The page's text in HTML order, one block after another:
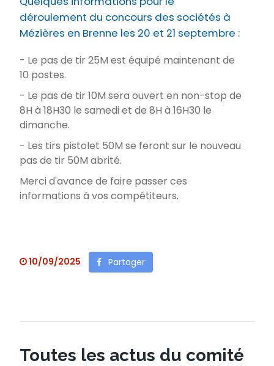
déroulement du concours des sociétés à
Mézières en Brenne les 20 et 21 septembre :
- Le pas de tir 25M est équipé maintenant de
10 postes.
- Le pas de tir 10M sera ouvert en non-stop de
8H à 18H30 le samedi et de 8H à 16H30 le
dimanche.
- Les tirs pistolet 50M se feront sur le nouveau
pas de tir 50M abrité.
Merci d'avance de faire passer ces
informations à vos compétiteurs.
10/09/2025 Partager
Toutes les actus du comité